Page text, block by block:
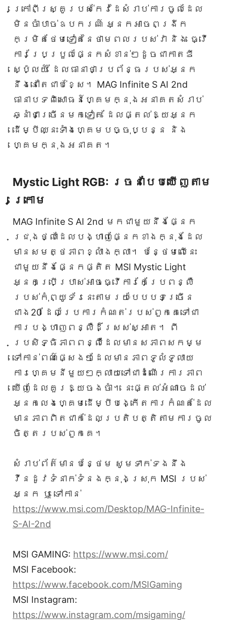
ក្រៅពីស្គ្រូរបស់កែវដៃសំរាប់ការចូលដែល
មិនចាំបាច់ឧបករណ៍ អ្នកអាចពង្រីក
កម្រិតថែមទៀតនៃថាមពលរបស់វា និង ធ្វើ
ការប្រែប្រួលផ្នែកសំខាន់ៗដូចជាកាតឌី
ស្ប៉្លេយ៍ ដែលធានាថាប្រព័ន្ធរបស់អ្នក
នឹងនៅតែជាប់ខ្សែ។ MAG Infinite S AI 2nd
ធានាបទពិសោធន៍ហ្គេមក្នុងអនាគតសំរាប់
ឆ្នាំជាច្រើនមកទៀត ដែលផ្តល់ឱ្យអ្នក
ដើម្បីឈ្នះទាំងហ្គេមបច្ចុប្បន្ន និង
ហ្គេមក្នុងអនាគត។
Mystic Light RGB: រចនាបែបឃើញតាម
ក្រោម
MAG Infinite S AI 2nd មកជាមួយនឹងផ្នែក
ជ្រុងថ្លាដែលបង្ហាញផ្នែកខាងក្នុងដែល
មានសមត្ថភាពខ្លាំងក្លា។ បន្ថែមលើនេះ
ជាមួយនឹងផ្នែកផ្តិត MSI Mystic Light
អ្នកប្រើប្រាស់អាចធ្វើការកែប្រែពន្លឺ
របស់កុំព្យូទ័រនេះតាមរយៈបែបបទច្រើន
ជាង20 ដែលប្រែការកំណត់របស់ពួកគេទៅជា
ការបង្ហាញពន្លឺដ៏ស្រស់ស្អាត។ ពី
ប្រសិទ្ធិភាពពន្លឺដែលមានសភាពសកម្ម
ទៅកាន់ពណ៌ផ្សេងៗដែលមានភាពទូលំទូលាយ
ការហ្គេមនីមួយៗក្លាយទៅជាដំណើរការភាព
ឃើញដែលគួរឱ្យចងចាំ។ នេះផ្តល់អំណាចដល់
អ្នកលេងហ្គេមដើម្បីបង្កើតការកំណត់ដែល
មានភាពពិតជាក់ដែលប្រតិបត្តិតាមការចូល
ចិត្តរបស់ពួកគេ។
សំរាប់ព័ត៌មានបន្ថែម សូមទាក់ទងនឹង
វីនដូវទំនាក់ទំនងក្នុងស្រុក MSI របស់
អ្នក ឬ ទៅកាន់
https://www.msi.com/Desktop/MAG-Infinite-
S-AI-2nd
MSI GAMING: https://www.msi.com/
MSI Facebook:
https://www.facebook.com/MSIGaming
MSI Instagram:
https://www.instagram.com/msigaming/